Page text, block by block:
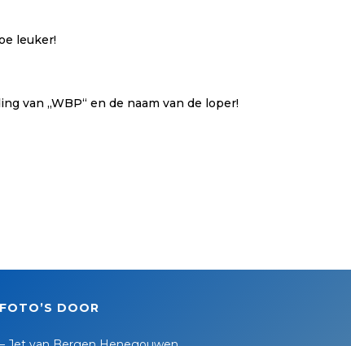
leuker!
van „WBP“ en de naam van de loper!
FOTO’S DOOR